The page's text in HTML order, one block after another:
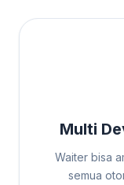
Multi
Waiter bisa
semua